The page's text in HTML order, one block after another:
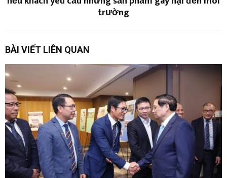
trường
BÀI VIẾT LIÊN QUAN